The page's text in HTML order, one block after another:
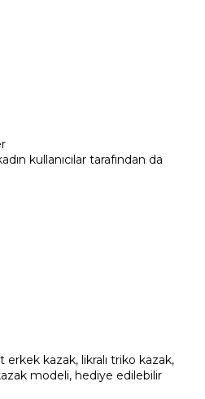
kullanıcılar tarafından da
kazak, likralı triko kazak,
modeli, hediye edilebilir